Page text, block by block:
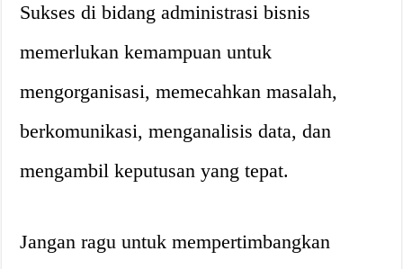
Sukses di bidang administrasi bisnis
memerlukan kemampuan untuk
mengorganisasi, memecahkan masalah,
berkomunikasi, menganalisis data, dan
mengambil keputusan yang tepat.
Jangan ragu untuk mempertimbangkan